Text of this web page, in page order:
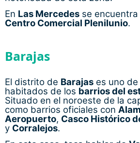
yCorralejos.
En este caso, toca hablar de
de él se encuentra en
Timón. Sin embargo, hay otra
Valdebebas sigue a